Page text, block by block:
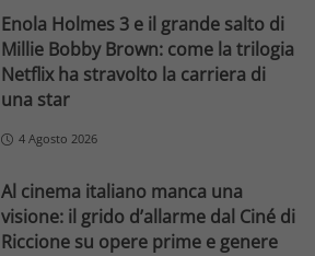
Enola Holmes 3 e il grande salto di
Millie Bobby Brown: come la trilogia
Netflix ha stravolto la carriera di
una star
4 Agosto 2026
Al cinema italiano manca una
visione: il grido d’allarme dal Ciné di
Riccione su opere prime e genere